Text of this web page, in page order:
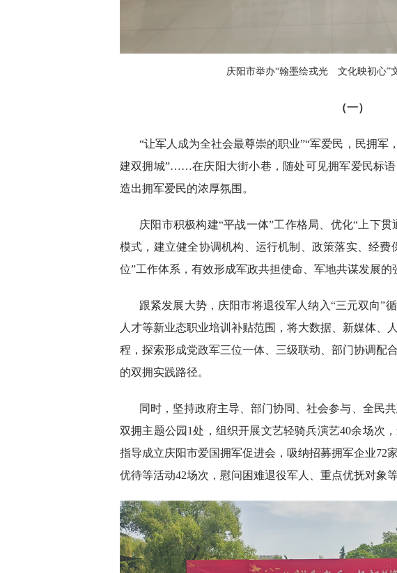
庆阳市举办“翰墨绘戎光 文化映初心”
（一）
“让军人成为全社会最尊崇的职业”“军爱民，民拥军
建双拥城”……在庆阳大街小巷，随处可见拥军爱民标
造出拥军爱民的浓厚氛围。
庆阳市积极构建“平战一体”工作格局、优化“上下
模式，建立健全协调机构、运行机制、政策落实、经费
位”工作体系，有效形成军政共担使命、军地共谋发展的
跟紧发展大势，庆阳市将退役军人纳入“三元双向”
人才等新业态职业培训补贴范围，将大数据、新媒体、
程，探索形成党政军三位一体、三级联动、部门协调配
的双拥实践路径。
同时，坚持政府主导、部门协同、社会参与、全民
双拥主题公园1处，组织开展文艺轻骑兵演艺40余场次
指导成立庆阳市爱国拥军促进会，吸纳招募拥军企业72
优待等活动42场次，慰问困难退役军人、重点优抚对象等